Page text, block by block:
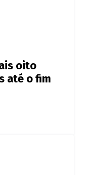
oito
até o fim